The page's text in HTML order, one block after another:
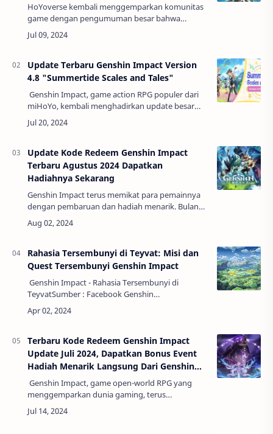
HoYoverse kembali menggemparkan komunitas
game dengan pengumuman besar bahwa
Genshin Impact Versi 4.8 akan dirilis pada tanggal
17 Juli. Pembaruan ini dijanjikan akan membawa
Update Terbaru Genshin Impact Version
4.8 "Summertide Scales and Tales"
Genshin Impact, game action RPG populer dari
miHoYo, kembali menghadirkan update besar
dengan versi 4.8 bertajuk "Summertide Scales
and Tales." Update ini membawa segudang ko…
Update Kode Redeem Genshin Impact
Terbaru Agustus 2024 Dapatkan
Hadiahnya Sekarang
Genshin Impact terus memikat para pemainnya
dengan pembaruan dan hadiah menarik. Bulan
Agustus 2024 ini, miHoYo kembali merilis
beberapa kode redeem yang dapat digunakan
Rahasia Tersembunyi di Teyvat: Misi dan
Quest Tersembunyi Genshin Impact
Genshin Impact - Rahasia Tersembunyi di
TeyvatSumber : Facebook Genshin
ImpactGenshin Impact adalah sebuah permainan
yang kaya akan cerita dan dunia yang luas,
Terbaru Kode Redeem Genshin Impact
Update Juli 2024, Dapatkan Bonus Event
Hadiah Menarik Langsung Dari Genshin
Impact
Genshin Impact, game open-world RPG yang
menggemparkan dunia gaming, terus
memanjakan para pemainnya dengan berbagai
update dan event menarik. Salah satu cara